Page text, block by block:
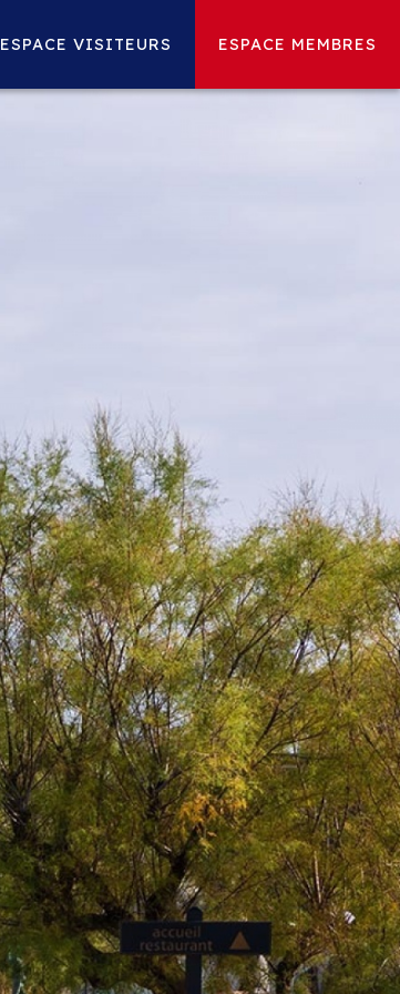
ESPACE VISITEURS ESPACE MEMBRES